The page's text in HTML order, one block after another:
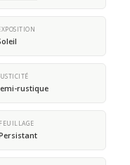
rustique
FEUILLAGE